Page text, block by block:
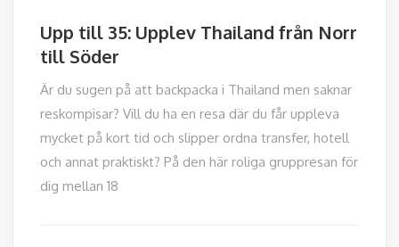
Upp till 35: Upplev Thailand från Norr
till Söder
Är du sugen på att backpacka i Thailand men saknar
reskompisar? Vill du ha en resa där du får uppleva
mycket på kort tid och slipper ordna transfer, hotell
och annat praktiskt? På den här roliga gruppresan för
dig mellan 18